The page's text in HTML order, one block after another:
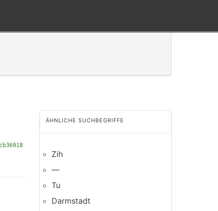
ÄHNLICHE SUCHBEGRIFFE
Zih
—
Tu
Darmstadt